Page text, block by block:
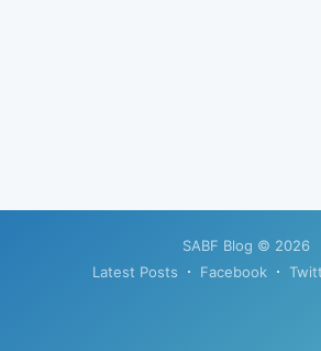
SABF Blog © 2026
Latest Posts
Facebook